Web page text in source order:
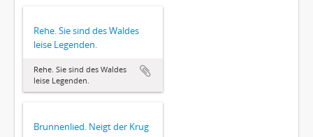
Rehe. Sie sind des Waldes
leise Legenden.
Rehe. Sie sind des Waldes
leise Legenden.
Brunnenlied. Neigt der Krug